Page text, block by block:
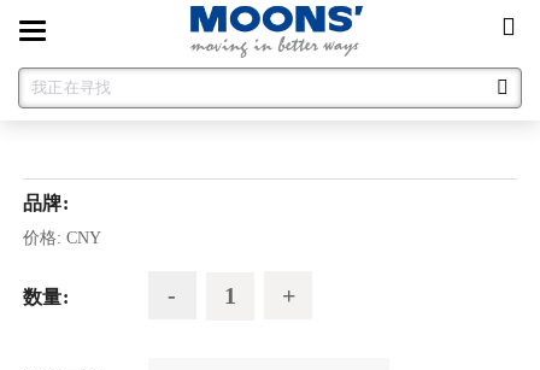
Toggle
navigation
品牌:
价格: CNY
数量: